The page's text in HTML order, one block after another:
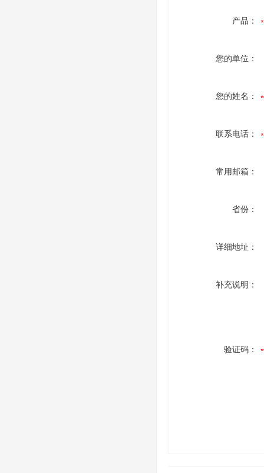
产品：
您的单位：
您的姓名：
联系电话：
常用邮箱：
省份：
详细地址：
补充说明：
验证码：